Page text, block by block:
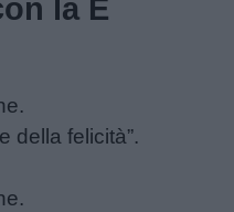
la E
della felicità”.